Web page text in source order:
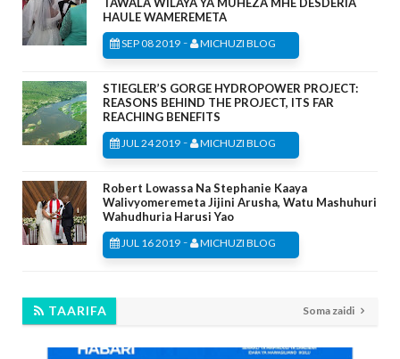
HAULE WAMEREMETA
SEP 08 2019 - MICHUZI BLOG
STIEGLER’S GORGE HYDROPOWER PROJECT:
REASONS BEHIND THE PROJECT, ITS FAR
REACHING BENEFITS
JUL 24 2019 - MICHUZI BLOG
Robert Lowassa Na Stephanie Kaaya
Walivyomeremeta Jijini Arusha, Watu Mashuhuri
Wahudhuria Harusi Yao
JUL 16 2019 - MICHUZI BLOG
TAARIFA Soma zaidi